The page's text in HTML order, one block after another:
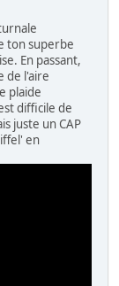
ton superbe
En passant,
de l'aire
plaide
difficile de
juste un CAP
en